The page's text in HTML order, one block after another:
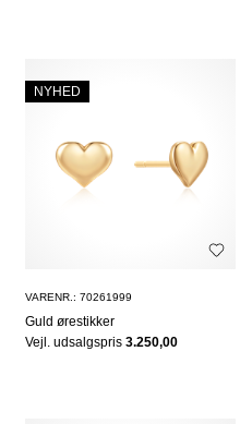
NYHED
VARENR.: 70261999
Guld ørestikker
Vejl. udsalgspris 3.250,00